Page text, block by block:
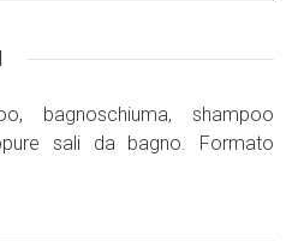
bagnoschiuma, shampoo
sali da bagno. Formato